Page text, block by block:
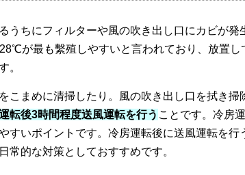
うちにフィルターや風の吹き出し口にカビが
が最も繫殖しやすいと言われており、放置し
。
こまめに清掃したり。風の吹き出し口を拭き
転後3時間程度送風運転を行う ことです。冷房
すいポイントです。冷房運転後に送風運転を
常的な対策としておすすめです。